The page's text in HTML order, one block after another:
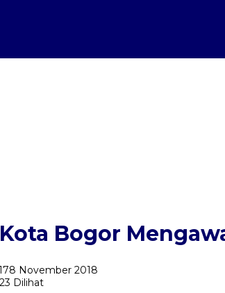
Bogor
8 November 2018
Dilihat